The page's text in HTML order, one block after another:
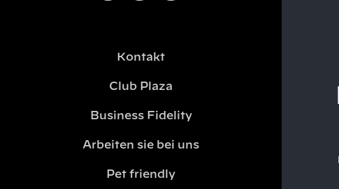
Kontakt
Club Plaza
Business Fidelity
Arbeiten sie bei uns
Pet friendly